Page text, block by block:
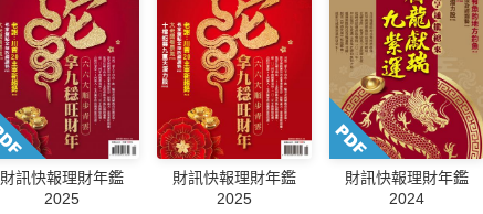
財訊快報理財年鑑
2025
財訊快報理財年鑑
2025
財訊快報理財年鑑
2024